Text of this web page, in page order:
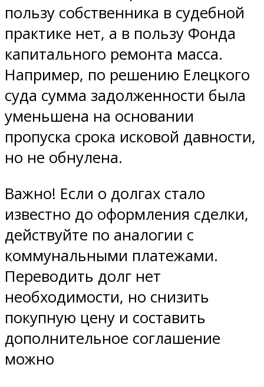
пользу собственника в судебной
практике нет, а в пользу Фонда
капитального ремонта масса.
Например, по решению Елецкого
суда сумма задолженности была
уменьшена на основании
пропуска срока исковой давности,
но не обнулена.
Важно! Если о долгах стало
известно до оформления сделки,
действуйте по аналогии с
коммунальными платежами.
Переводить долг нет
необходимости, но снизить
покупную цену и составить
дополнительное соглашение
можно